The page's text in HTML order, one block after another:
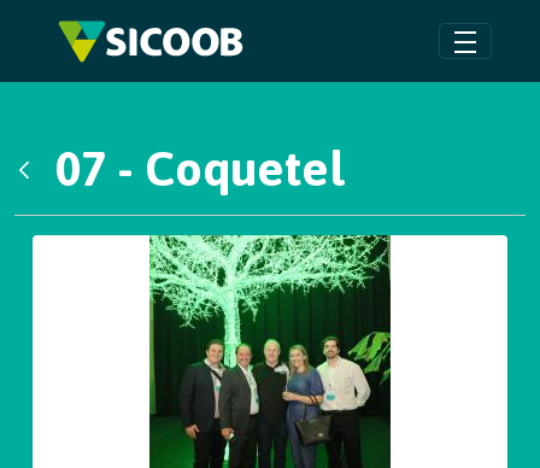
Pular para o Conteúdo principal
07 - Coquetel
Galeria de Mídias